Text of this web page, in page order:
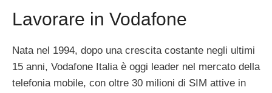
Lavorare in Vodafone
Nata nel 1994, dopo una crescita costante negli ultimi
15 anni, Vodafone Italia è oggi leader nel mercato della
telefonia mobile, con oltre 30 milioni di SIM attive in